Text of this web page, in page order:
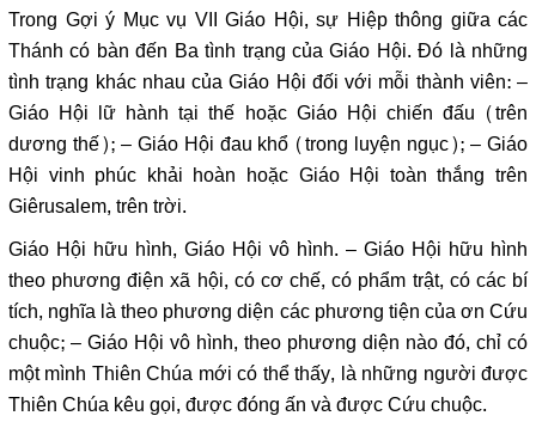
Trong Gợi ý Mục vụ VII Giáo Hội, sự Hiệp thông giữa các
Thánh có bàn đến Ba tình trạng của Giáo Hội. Đó là những
tình trạng khác nhau của Giáo Hội đối với mỗi thành viên: –
Giáo Hội lữ hành tại thế hoặc Giáo Hội chiến đấu (trên
dương thế); – Giáo Hội đau khổ (trong luyện ngục); – Giáo
Hội vinh phúc khải hoàn hoặc Giáo Hội toàn thắng trên
Giêrusalem, trên trời.
Giáo Hội hữu hình, Giáo Hội vô hình. – Giáo Hội hữu hình
theo phương điện xã hội, có cơ chế, có phẩm trật, có các bí
tích, nghĩa là theo phương diện các phương tiện của ơn Cứu
chuộc; – Giáo Hội vô hình, theo phương diện nào đó, chỉ có
một mình Thiên Chúa mới có thể thấy, là những người được
Thiên Chúa kêu gọi, được đóng ấn và được Cứu chuộc.